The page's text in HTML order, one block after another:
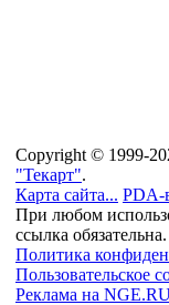
Copyright © 1999-
"Текарт".
Карта сайта... PDA-
При любом
ссылка обязательна.
Политика
Пользовательское
Реклама на